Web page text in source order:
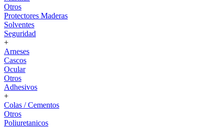
Otros
Protectores Maderas
Solventes
Seguridad
+
Arneses
Cascos
Ocular
Otros
Adhesivos
+
Colas / Cementos
Otros
Poliuretanicos